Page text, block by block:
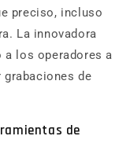
preciso, incluso
La innovadora
a los operadores a
de
de